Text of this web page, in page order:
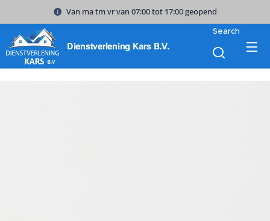
Van ma tm vr van 07:00 tot 17:00 geopend
Dienstverlening Kars B.V.
Search